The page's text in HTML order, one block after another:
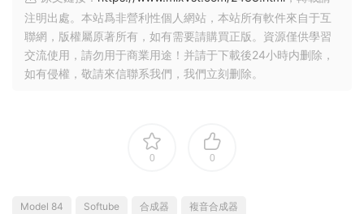
注明出處。本站爲非營利性個人網站，本站所有軟件來自于互
聯網，版權屬原著所有，如有需要請購買正版。資源僅供學習
交流使用，請勿用于商業用途！并請于下載後24小時内删除，
如有侵權，敬請來信聯系我們，我們立刻删除。
0 0
Model 84 Softube 合成器 複音合成器